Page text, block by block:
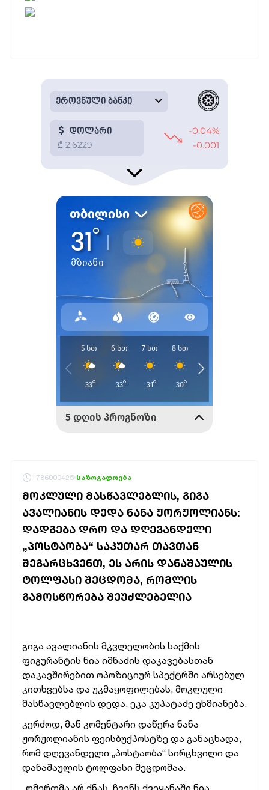
1786000425 საზოგადოება
ᲛᲝᲙᲚᲣᲚᲘ ᲛᲐᲡᲬᲐᲕᲚᲔᲑᲚᲘᲡ, ᲒᲘᲒᲐ
ᲐᲕᲐᲚᲘᲐᲜᲘᲡ ᲓᲔᲓᲐ ᲜᲐᲜᲐ ᲟᲝᲠᲟᲝᲚᲘᲐᲜᲡ:
ᲓᲐᲓᲒᲔᲑᲐ ᲓᲠᲝ ᲓᲐ ᲓᲦᲔᲕᲐᲜᲓᲔᲚᲘ
„ᲞᲝᲡᲢᲐᲝᲑᲐ“ ᲡᲐᲙᲣᲗᲐᲠ ᲗᲐᲕᲗᲐᲜ
ᲨᲔᲒᲐᲠᲪᲮᲕᲔᲜᲗ, ᲔᲡ ᲐᲠᲘᲡ ᲓᲐᲜᲐᲨᲐᲣᲚᲘᲡ
ᲢᲝᲚᲤᲐᲡᲘ ᲨᲔᲪᲓᲝᲛᲐ, ᲠᲝᲛᲚᲘᲡ
ᲒᲐᲛᲝᲡᲬᲝᲠᲔᲑᲐ ᲨᲔᲣᲫᲚᲔᲑᲔᲚᲘᲐ
გიგა ავალიანის მკვლელობის საქმის
ფიგურანტის ნია იმნაძის დაკავებასთან
დაკავშირებით ოპოზიციურ სპექტრში არსებულ
კითხვებსა და უკმაყოფილებას, მოკლული
მასწავლებლის დედა, ეკა კუპატაძე ეხმიანება.
კერძოდ, მან კომენტარი დაწერა ნანა
ჟორჟოლიანის ფეისბუქპოსტზე და განაცხადა,
რომ დღევანდელი „პოსტაობა“ სირცხვილი და
დანაშაულის ტოლფასი შეცდომაა.
„ღმერთმა არ ქნას, ჩვენს ქვეყანაში ნია